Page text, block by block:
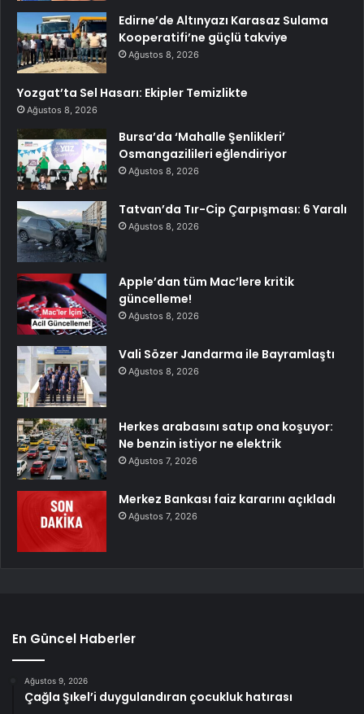
Edirne’de Altınyazı Karasaz Sulama
Kooperatifi’ne güçlü takviye
Ağustos 8, 2026
Yozgat’ta Sel Hasarı: Ekipler Temizlikte
Ağustos 8, 2026
Bursa’da ‘Mahalle Şenlikleri’
Osmangazilileri eğlendiriyor
Ağustos 8, 2026
Tatvan’da Tır-Cip Çarpışması: 6 Yaralı
Ağustos 8, 2026
Apple’dan tüm Mac’lere kritik
güncelleme!
Ağustos 8, 2026
Vali Sözer Jandarma ile Bayramlaştı
Ağustos 8, 2026
Herkes arabasını satıp ona koşuyor:
Ne benzin istiyor ne elektrik
Ağustos 7, 2026
Merkez Bankası faiz kararını açıkladı
Ağustos 7, 2026
En Güncel Haberler
Ağustos 9, 2026
Çağla Şıkel’i duygulandıran çocukluk hatırası